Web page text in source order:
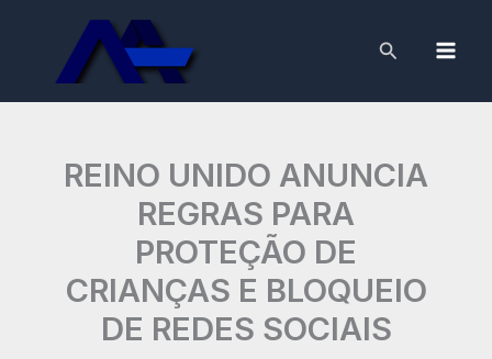
content
Search
REINO UNIDO ANUNCIA
REGRAS PARA
PROTEÇÃO DE
CRIANÇAS E BLOQUEIO
DE REDES SOCIAIS